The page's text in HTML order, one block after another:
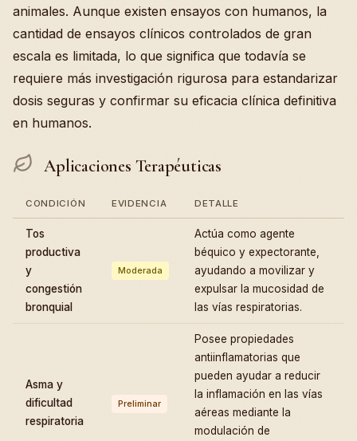
animales. Aunque existen ensayos con humanos, la
cantidad de ensayos clínicos controlados de gran
escala es limitada, lo que significa que todavía se
requiere más investigación rigurosa para estandarizar
dosis seguras y confirmar su eficacia clínica definitiva
en humanos.
Aplicaciones Terapéuticas
CONDICIÓN EVIDENCIA DETALLE
Tos
productiva
y
congestión
bronquial
Moderada
Actúa como agente
béquico y expectorante,
ayudando a movilizar y
expulsar la mucosidad de
las vías respiratorias.
Asma y
dificultad
respiratoria
Preliminar
Posee propiedades
antiinflamatorias que
pueden ayudar a reducir
la inflamación en las vías
aéreas mediante la
modulación de